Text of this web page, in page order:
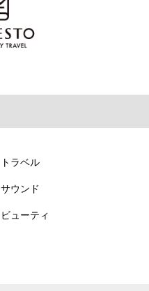
トラベル
サウンド
ビューティ